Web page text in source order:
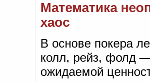
Математика
хаос
В основе покера
колл, рейз, фолд
ожидаемой